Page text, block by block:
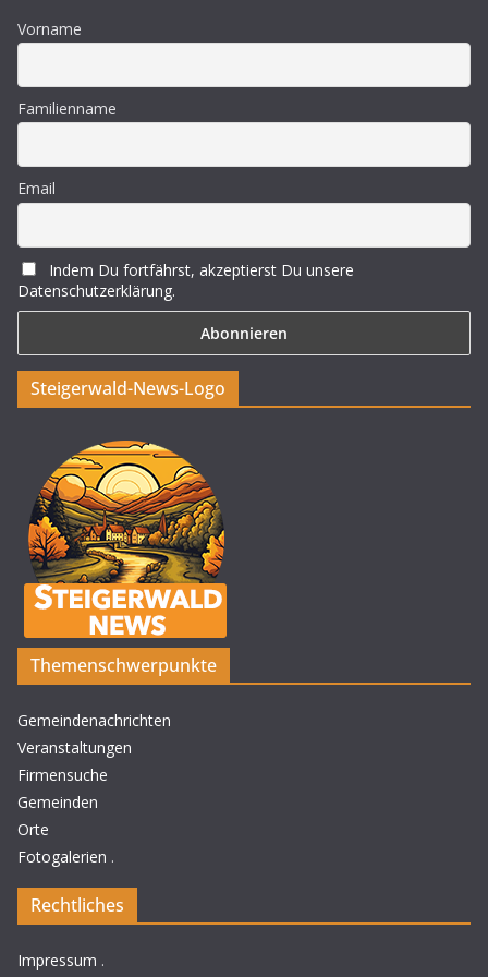
Vorname
Familienname
Email
Indem Du fortfährst, akzeptierst Du unsere
Datenschutzerklärung.
Steigerwald-News-Logo
Themenschwerpunkte
Gemeindenachrichten
Veranstaltungen
Firmensuche
Gemeinden
Orte
Fotogalerien .
Rechtliches
Impressum .